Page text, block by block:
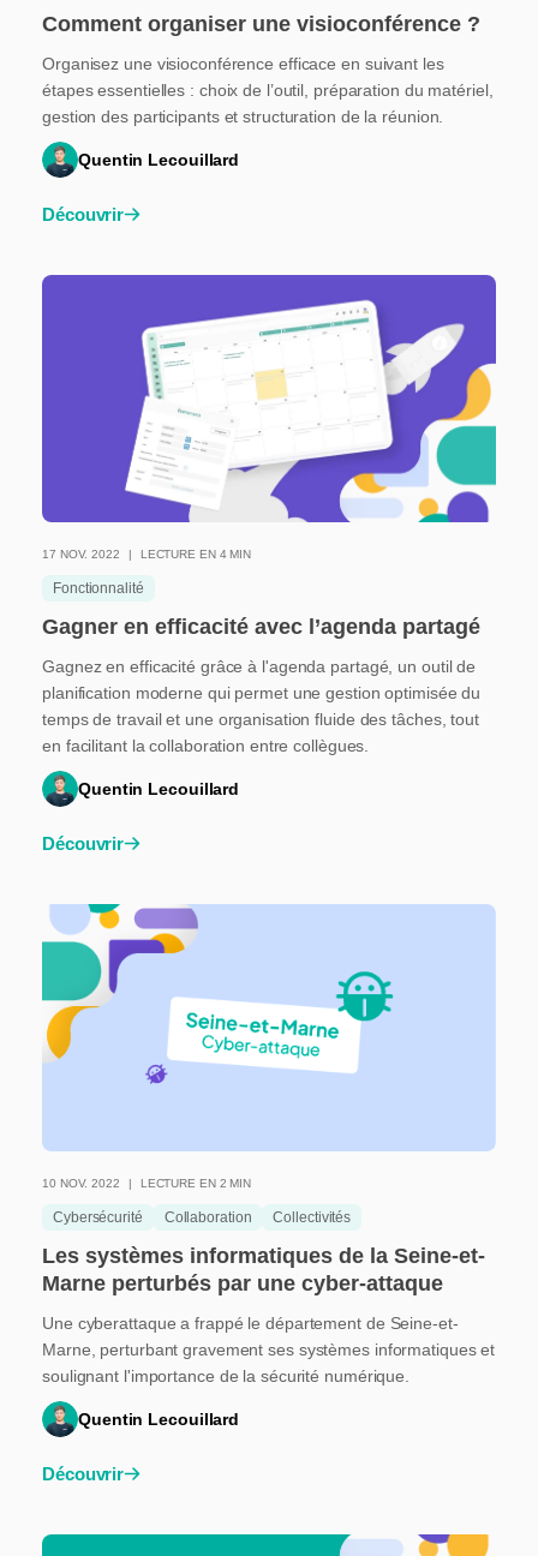
Comment organiser une visioconférence ?
Organisez une visioconférence efficace en suivant les
étapes essentielles : choix de l’outil, préparation du matériel,
gestion des participants et structuration de la réunion.
Quentin Lecouillard
Découvrir
17 NOV. 2022 LECTURE EN 4 MIN
Fonctionnalité
Gagner en efficacité avec l’agenda partagé
Gagnez en efficacité grâce à l'agenda partagé, un outil de
planification moderne qui permet une gestion optimisée du
temps de travail et une organisation fluide des tâches, tout
en facilitant la collaboration entre collègues.
Quentin Lecouillard
Découvrir
10 NOV. 2022 LECTURE EN 2 MIN
Cybersécurité Collaboration Collectivités
Les systèmes informatiques de la Seine-et-
Marne perturbés par une cyber-attaque
Une cyberattaque a frappé le département de Seine-et-
Marne, perturbant gravement ses systèmes informatiques et
soulignant l'importance de la sécurité numérique.
Quentin Lecouillard
Découvrir